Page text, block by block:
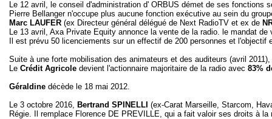
Le 12 avril, le conseil d'administration d' ORBUS démet de ses fonctions
Pierre Bellanger n'occupe plus aucune fonction exécutive au sein du
Marc LAUFER (ex Directeur général délégué de Next RadioTV et ex de
Le 13 avril, Axa Private Equity annonce la vente de la radio. le mandat
Il est prévu 50 licenciements sur un effectif de 200 personnes et l'objectif
Suite à une forte mobilisation des animateurs et des auditeurs (avril
Le Crédit Agricole devient l'actionnaire majoritaire de la radio avec 83%
Géraldine décède le 18 mai 2012.
Le 3 octobre 2016, Bertrand SPINELLI (ex-Carat Marseille, Starcom,
Régie. Il remplace Florence DE PREVILLE, qui a fait valoir ses droits à la